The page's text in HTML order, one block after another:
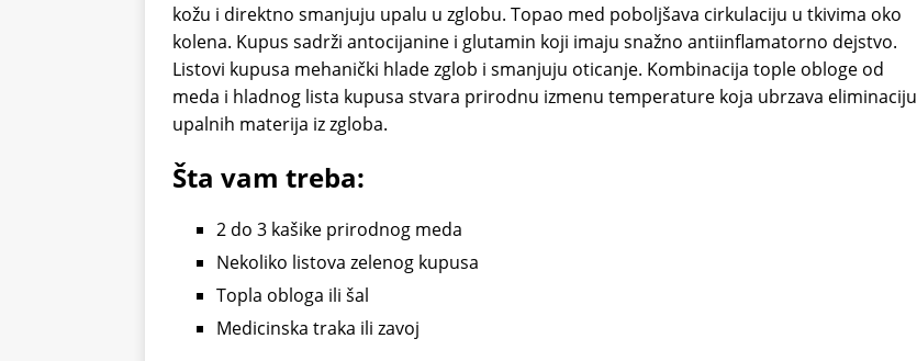
kožu i direktno smanjuju upalu u zglobu. Topao med poboljšava cirkulaciju u tkivima oko
kolena. Kupus sadrži antocijanine i glutamin koji imaju snažno antiinflamatorno dejstvo.
Listovi kupusa mehanički hlade zglob i smanjuju oticanje. Kombinacija tople obloge od
meda i hladnog lista kupusa stvara prirodnu izmenu temperature koja ubrzava eliminaciju
upalnih materija iz zgloba.
Šta vam treba:
2 do 3 kašike prirodnog meda
Nekoliko listova zelenog kupusa
Topla obloga ili šal
Medicinska traka ili zavoj